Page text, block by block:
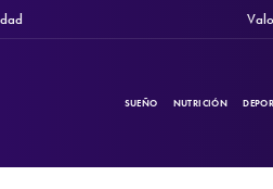
SUEÑO NUTRICIÓN